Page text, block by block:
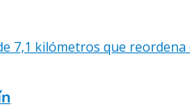
7,1 kilómetros que